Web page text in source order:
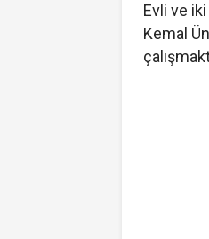
Evli ve
Kemal